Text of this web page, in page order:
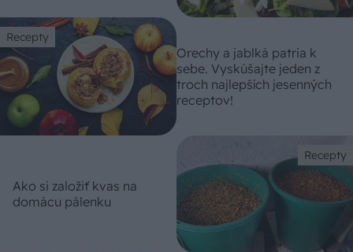
Recepty
Orechy a jablká patria k
sebe. Vyskúšajte jeden z
troch najlepších jesenných
receptov!
Recepty
Ako si založiť kvas na
domácu pálenku